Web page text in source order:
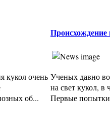
кукол очень
об...
Происхождение
Ученых давно
на свет кукол, в
Первые